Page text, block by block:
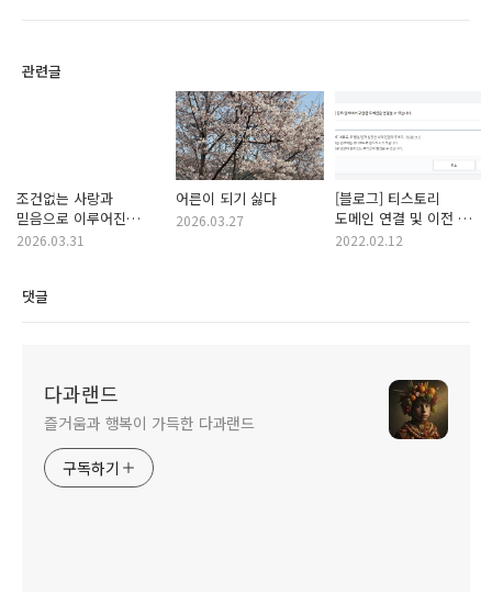
관련글
조건없는 사랑과
믿음으로 이루어진
공동체
2026.03.31
어른이 되기 싫다
2026.03.27
[블로그] 티스토리
도메인 연결 및 이전 글
검색엔진 세탁하기
2022.02.12
댓글
다과랜드
즐거움과 행복이 가득한 다과랜드
구독하기